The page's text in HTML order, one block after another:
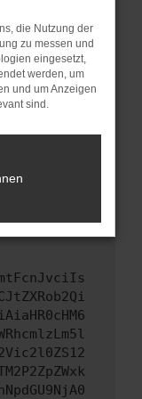
Stand
ein
dazu
nicht mehr
versucht
bei der
die Nutzung der
zu messen und
eingesetzt,
werden, um
und um Anzeigen
sind.